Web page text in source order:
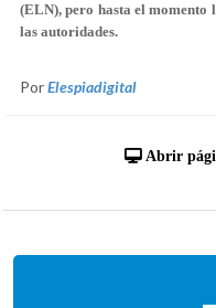
(ELN), pero hasta el
las autoridades.
PorElespiadigital
Abrir